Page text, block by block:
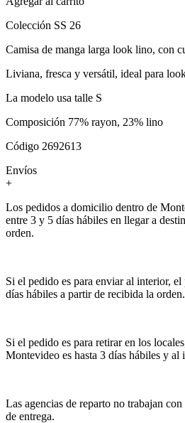
Colección SS 26
Camisa de manga larga look lino, con
Liviana, fresca y versátil, ideal para
La modelo usa talle S
Composición 77% rayon, 23% lino
Código 2692613
Envíos
+
Los pedidos a domicilio dentro de
entre 3 y 5 días hábiles en llegar a
orden.
Si el pedido es para enviar al interior, el
días hábiles a partir de recibida la orden.
Si el pedido es para retirar en los
Montevideo es hasta 3 días hábiles y al
Las agencias de reparto no trabajan
de entrega.